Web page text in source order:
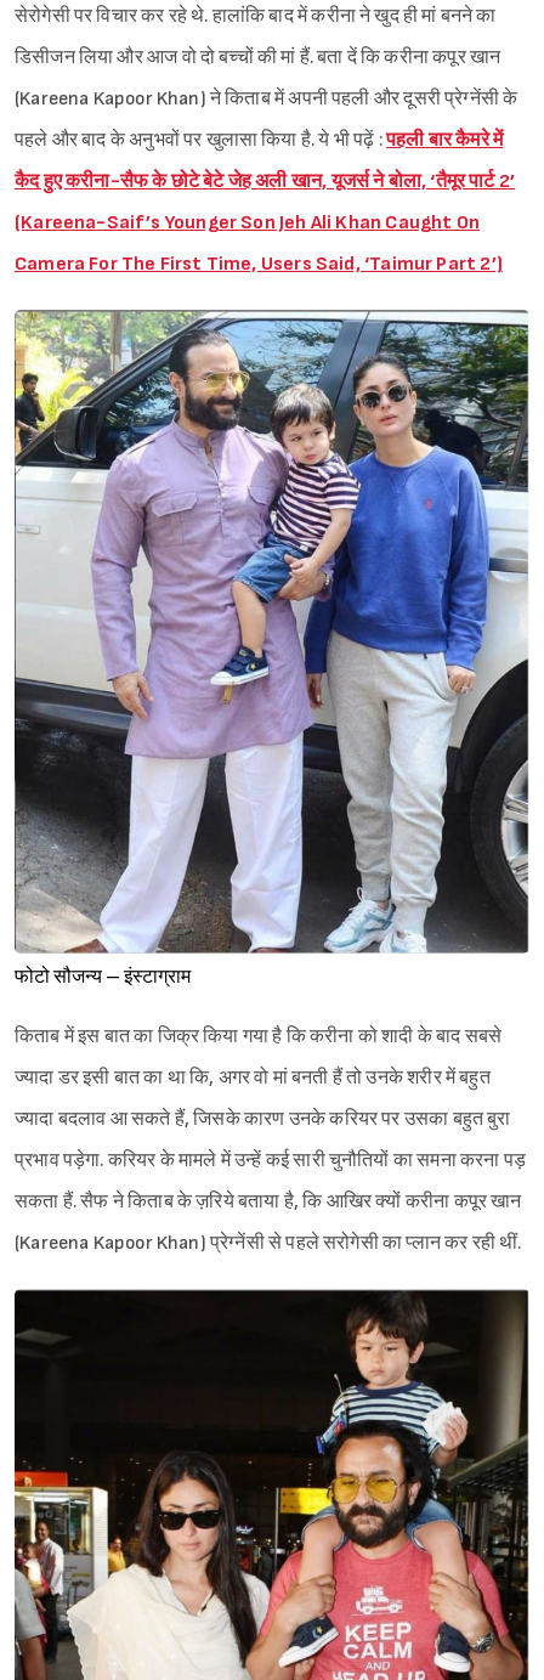
सेरोगेसी पर विचार कर रहे थे. हालांकि बाद में करीना ने खुद ही मां बनने का
डिसीजन लिया और आज वो दो बच्चों की मां हैं. बता दें कि करीना कपूर खान
(Kareena Kapoor Khan) ने किताब में अपनी पहली और दूसरी प्रेग्नेंसी के
पहले और बाद के अनुभवों पर खुलासा किया है. ये भी पढ़ें :पहली बार कैमरे में
कैद हुए करीना-सैफ के छोटे बेटे जेह अली खान, यूजर्स ने बोला, ‘तैमूर पार्ट 2’
(Kareena-Saif’s Younger Son Jeh Ali Khan Caught On
Camera For The First Time, Users Said, ‘Taimur Part 2’)
फोटो सौजन्य – इंस्टाग्राम
किताब में इस बात का जिक्र किया गया है कि करीना को शादी के बाद सबसे
ज्यादा डर इसी बात का था कि, अगर वो मां बनती हैं तो उनके शरीर में बहुत
ज्यादा बदलाव आ सकते हैं, जिसके कारण उनके करियर पर उसका बहुत बुरा
प्रभाव पड़ेगा. करियर के मामले में उन्हें कई सारी चुनौतियों का समना करना पड़
सकता हैं. सैफ ने किताब के ज़रिये बताया है, कि आखिर क्यों करीना कपूर खान
(Kareena Kapoor Khan) प्रेग्नेंसी से पहले सरोगेसी का प्लान कर रही थीं.